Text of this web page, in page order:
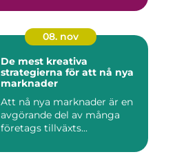
08. nov
De mest kreativa
strategierna för att nå nya
marknader
Att nå nya marknader är en
avgörande del av många
företags tillväxts...